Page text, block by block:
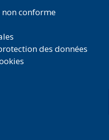
conforme
des données